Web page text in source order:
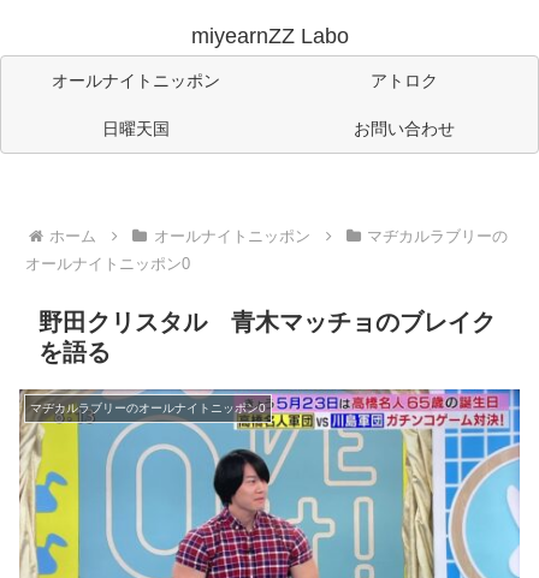
miyearnZZ Labo
オールナイトニッポン アトロク
日曜天国 お問い合わせ
ホーム オールナイトニッポン
マヂカルラブリーの
オールナイトニッポン0
野田クリスタル 青木マッチョのブレイク
を語る
マヂカルラブリーのオールナイトニッポン0